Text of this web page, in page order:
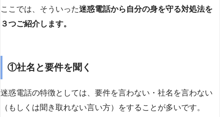
ここでは、そういった迷惑電話から自分の身を守る対処法を
３つご紹介します。
①社名と要件を聞く
迷惑電話の特徴としては、要件を言わない・社名を言わない
（もしくは聞き取れない言い方）をすることが多いです。